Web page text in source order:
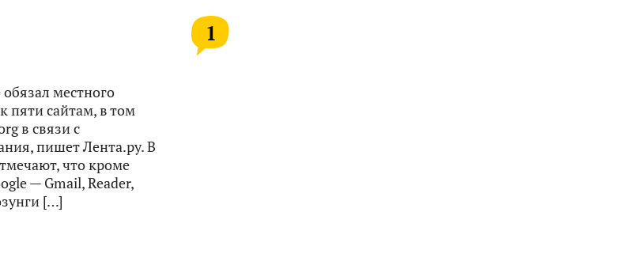
1
местного
пяти сайтам, в том
в связи с
пишет Лента.ру. В
что кроме
— Gmail, Reader,
[…]